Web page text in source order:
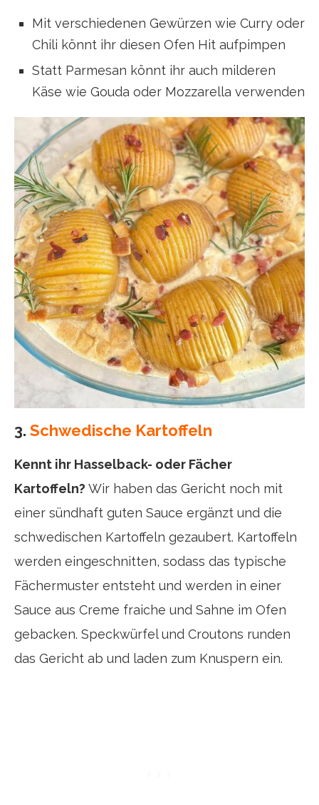
Mit verschiedenen Gewürzen wie Curry oder
Chili könnt ihr diesen Ofen Hit aufpimpen
Statt Parmesan könnt ihr auch milderen
Käse wie Gouda oder Mozzarella verwenden
3. Schwedische Kartoffeln
Kennt ihr Hasselback- oder Fächer
Kartoffeln? Wir haben das Gericht noch mit
einer sündhaft guten Sauce ergänzt und die
schwedischen Kartoffeln gezaubert. Kartoffeln
werden eingeschnitten, sodass das typische
Fächermuster entsteht und werden in einer
Sauce aus Creme fraiche und Sahne im Ofen
gebacken. Speckwürfel und Croutons runden
das Gericht ab und laden zum Knuspern ein.